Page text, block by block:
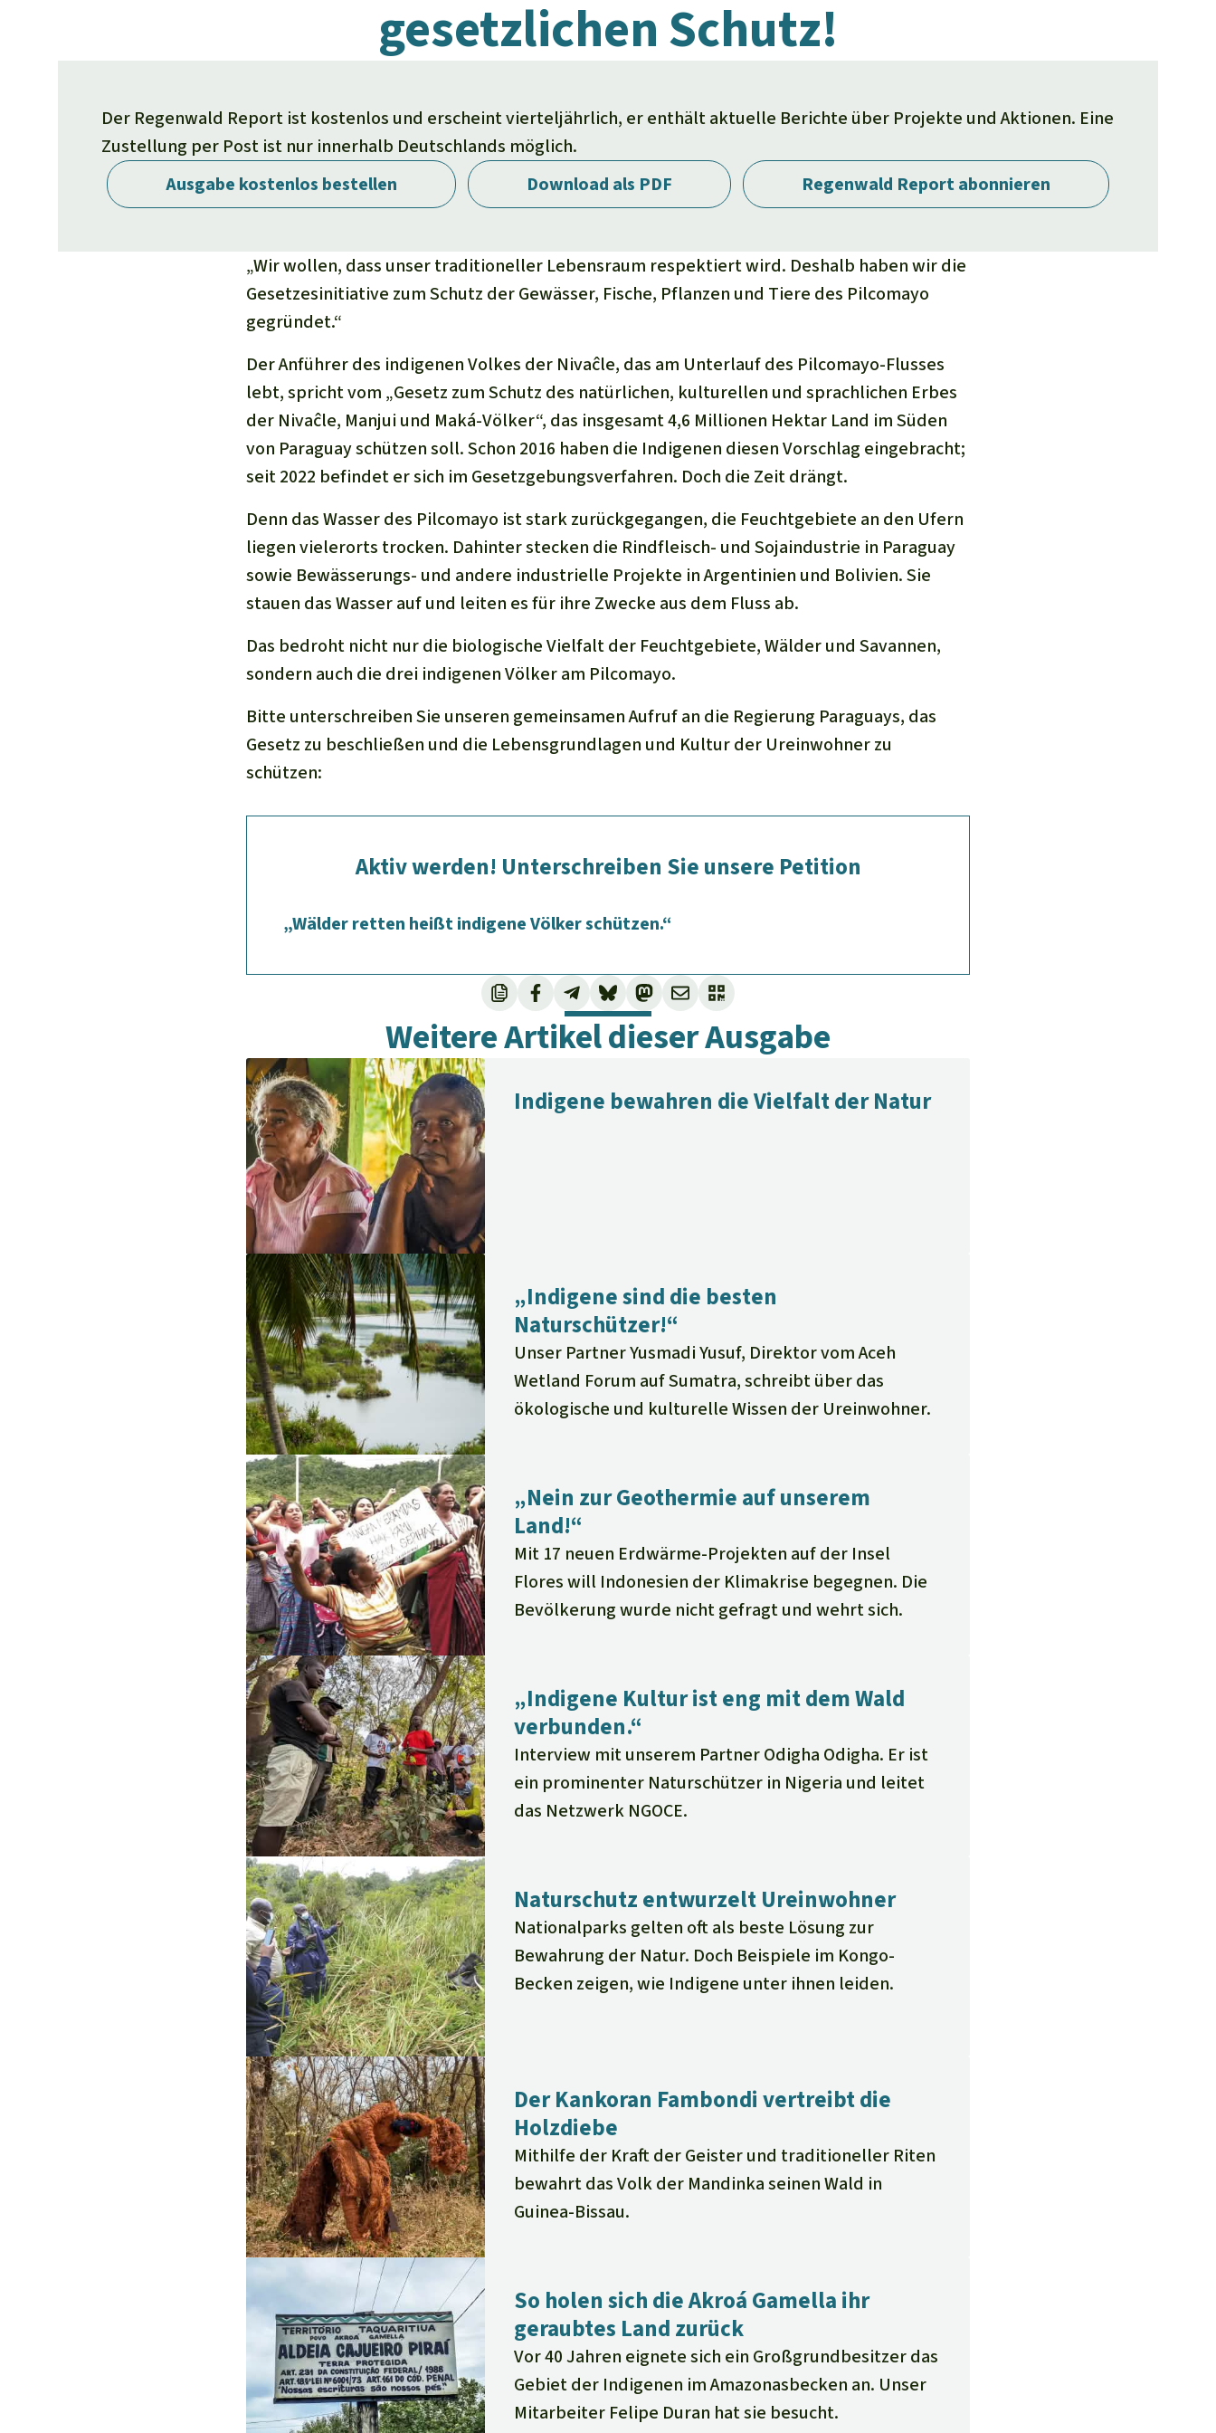
gesetzlichen Schutz!
Der Regenwald Report ist kostenlos und erscheint vierteljährlich, er enthält aktuelle Berichte über Projekte und Aktionen. Eine
Zustellung per Post ist nur innerhalb Deutschlands möglich.
Ausgabe kostenlos bestellen
Download als PDF Regenwald Report abonnieren
„Wir wollen, dass unser traditioneller Lebensraum respektiert wird. Deshalb haben wir die
Gesetzesinitiative zum Schutz der Gewässer, Fische, Pflanzen und Tiere des Pilcomayo
gegründet.“
Der Anführer des indigenen Volkes der Nivaĉle, das am Unterlauf des Pilcomayo-Flusses
lebt, spricht vom „Gesetz zum Schutz des natürlichen, kulturellen und sprachlichen Erbes
der Nivaĉle, Manjui und Maká-Völker“, das insgesamt 4,6 Millionen Hektar Land im Süden
von Paraguay schützen soll. Schon 2016 haben die Indigenen diesen Vorschlag eingebracht;
seit 2022 befindet er sich im Gesetzgebungsverfahren. Doch die Zeit drängt.
Denn das Wasser des Pilcomayo ist stark zurückgegangen, die Feuchtgebiete an den Ufern
liegen vielerorts trocken. Dahinter stecken die Rindfleisch- und Sojaindustrie in Paraguay
sowie Bewässerungs- und andere industrielle Projekte in Argentinien und Bolivien. Sie
stauen das Wasser auf und leiten es für ihre Zwecke aus dem Fluss ab.
Das bedroht nicht nur die biologische Vielfalt der Feuchtgebiete, Wälder und Savannen,
sondern auch die drei indigenen Völker am Pilcomayo.
Bitte unterschreiben Sie unseren gemeinsamen Aufruf an die Regierung Paraguays, das
Gesetz zu beschließen und die Lebensgrundlagen und Kultur der Ureinwohner zu
schützen:
Aktiv werden! Unterschreiben Sie unsere Petition
„Wälder retten heißt indigene Völker schützen.“
Weitere Artikel dieser Ausgabe
Indigene bewahren die Vielfalt der Natur
„Indigene sind die besten
Naturschützer!“
Unser Partner Yusmadi Yusuf, Direktor vom Aceh
Wetland Forum auf Sumatra, schreibt über das
ökologische und kulturelle Wissen der Ureinwohner.
„Nein zur Geothermie auf unserem
Land!“
Mit 17 neuen Erdwärme-Projekten auf der Insel
Flores will Indonesien der Klimakrise begegnen. Die
Bevölkerung wurde nicht gefragt und wehrt sich.
„Indigene Kultur ist eng mit dem Wald
verbunden.“
Interview mit unserem Partner Odigha Odigha. Er ist
ein prominenter Naturschützer in Nigeria und leitet
das Netzwerk NGOCE.
Naturschutz entwurzelt Ureinwohner
Nationalparks gelten oft als beste Lösung zur
Bewahrung der Natur. Doch Beispiele im Kongo-
Becken zeigen, wie Indigene unter ihnen leiden.
Der Kankoran Fambondi vertreibt die
Holzdiebe
Mithilfe der Kraft der Geister und traditioneller Riten
bewahrt das Volk der Mandinka seinen Wald in
Guinea-Bissau.
So holen sich die Akroá Gamella ihr
geraubtes Land zurück
Vor 40 Jahren eignete sich ein Großgrundbesitzer das
Gebiet der Indigenen im Amazonasbecken an. Unser
Mitarbeiter Felipe Duran hat sie besucht.